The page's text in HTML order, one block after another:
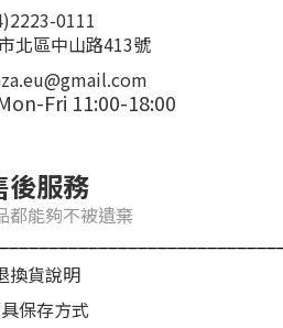
0111
北區中山路413號
Fri 11:00-18:00
後服務
都能夠不被遺棄
換貨說明
保存方式